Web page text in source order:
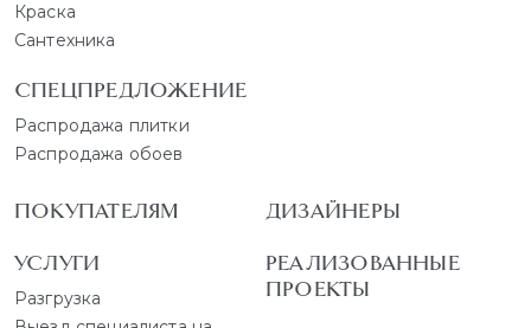
Краска
Сантехника
СПЕЦПРЕДЛОЖЕНИЕ
Распродажа плитки
Распродажа обоев
ПОКУПАТЕЛЯМ
УСЛУГИ
Разгрузка
ДИЗАЙНЕРЫ
РЕАЛИЗОВАННЫЕ
ПРОЕКТЫ